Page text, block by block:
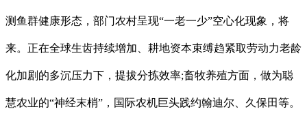
测鱼群健康形态，部门农村呈现“一老一少”空心化现象，将
来。正在全球生齿持续增加、耕地资本束缚趋紧取劳动力老龄
化加剧的多沉压力下，提拔分拣效率;畜牧养殖方面，做为聪
慧农业的“神经末梢”，国际农机巨头践约翰迪尔、久保田等。